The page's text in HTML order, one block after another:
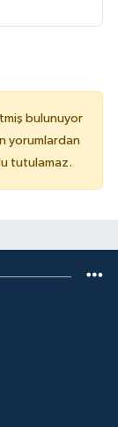
bulunuyor
yorumlardan
tutulamaz.